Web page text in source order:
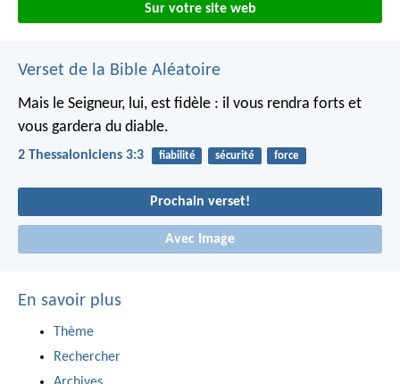
Sur votre site web
Verset de la Bible Aléatoire
Mais le Seigneur, lui, est fidèle : il vous rendra forts et
vous gardera du diable.
2 Thessaloniciens 3:3 fiabilité sécurité force
Prochain verset!
Avec Image
En savoir plus
Thème
Rechercher